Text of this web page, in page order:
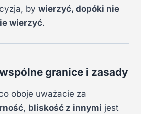
by wierzyć, dopóki nie
wierzyć.
granice i zasady
oboje uważacie za
, bliskość z innymi jest